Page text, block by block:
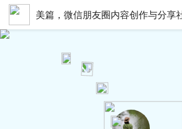
美篇，微信朋友圈内容创作与分享